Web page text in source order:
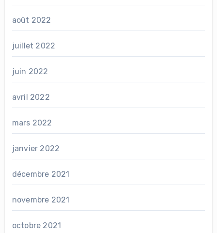
août 2022
juillet 2022
juin 2022
avril 2022
mars 2022
janvier 2022
décembre 2021
novembre 2021
octobre 2021